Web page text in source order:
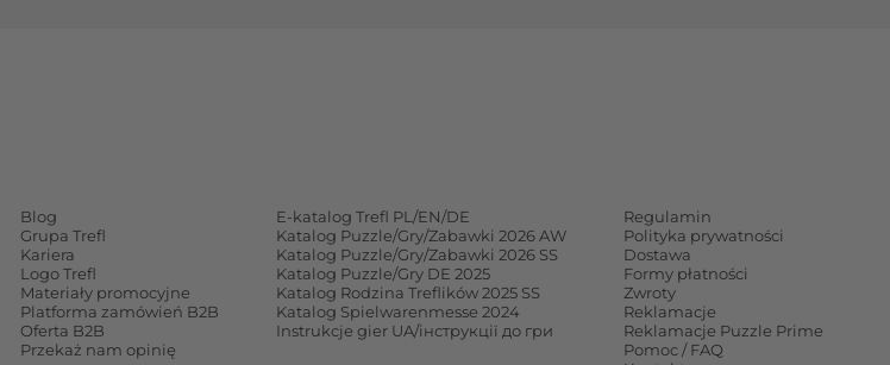
Blog
Grupa Trefl
Kariera
Logo Trefl
Materiały promocyjne
Platforma zamówień B2B
Oferta B2B
Przekaż nam opinię
E-katalog Trefl PL/EN/DE
Katalog Puzzle/Gry/Zabawki 2026 AW
Katalog Puzzle/Gry/Zabawki 2026 SS
Katalog Puzzle/Gry DE 2025
Katalog Rodzina Treflików 2025 SS
Katalog Spielwarenmesse 2024
Instrukcje gier UA/інструкції до гри
Regulamin
Polityka prywatności
Dostawa
Formy płatności
Zwroty
Reklamacje
Reklamacje Puzzle Prime
Pomoc / FAQ